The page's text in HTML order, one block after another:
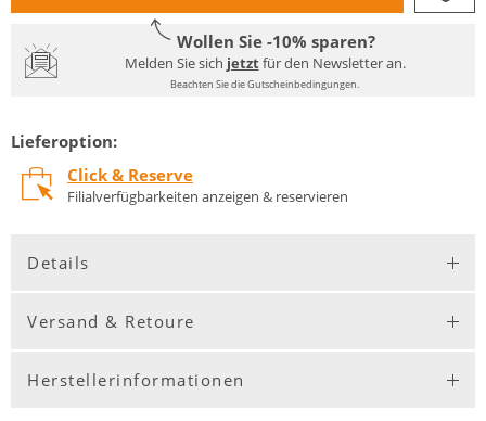
Wollen Sie -10% sparen?
Melden Sie sich jetztfür den Newsletter an.
Beachten Sie die Gutscheinbedingungen.
Lieferoption:
Click & Reserve
Filialverfügbarkeiten anzeigen & reservieren
Details
Versand & Retoure
Herstellerinformationen